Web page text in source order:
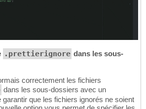
.prettierignore dans les sous-
correctement les fichiers
dans les sous-dossiers avec un
garantir que les fichiers ignorés ne soient